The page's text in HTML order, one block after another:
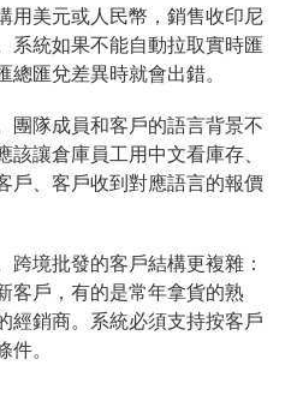
美元或人民幣，銷售收印尼
系統如果不能自動拉取實時匯
匯兌差異時就會出錯。
隊成員和客戶的語言背景不
讓倉庫員工用中文看庫存、
戶、客戶收到對應語言的報價
境批發的客戶結構更複雜：
客戶，有的是常年拿貨的熟
經銷商。系統必須支持按客戶
。